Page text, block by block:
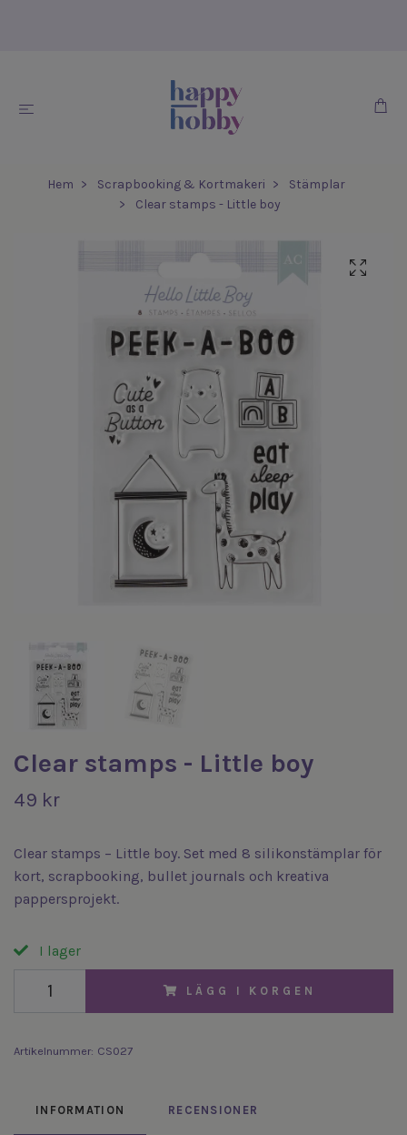
Hem Scrapbooking & Kortmakeri
Stämplar
Clear stamps - Little boy
Clear stamps - Little boy
49 kr
Clear stamps – Little boy. Set med 8 silikonstämplar för
kort, scrapbooking, bullet journals och kreativa
pappersprojekt.
I lager
LÄGG I KORGEN
Artikelnummer: CS027
INFORMATION RECENSIONER